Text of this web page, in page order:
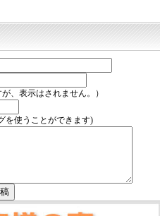
、表示はされません。）
を使うことができます)